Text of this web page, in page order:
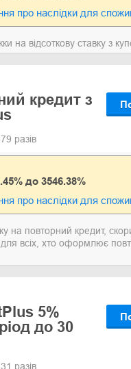
про наслідки для
на відсоткову ставку з
кредит з
разів
до 3546.38%
про наслідки для
на повторний кредит,
всіх, хто оформлює
5%
до 30
разів